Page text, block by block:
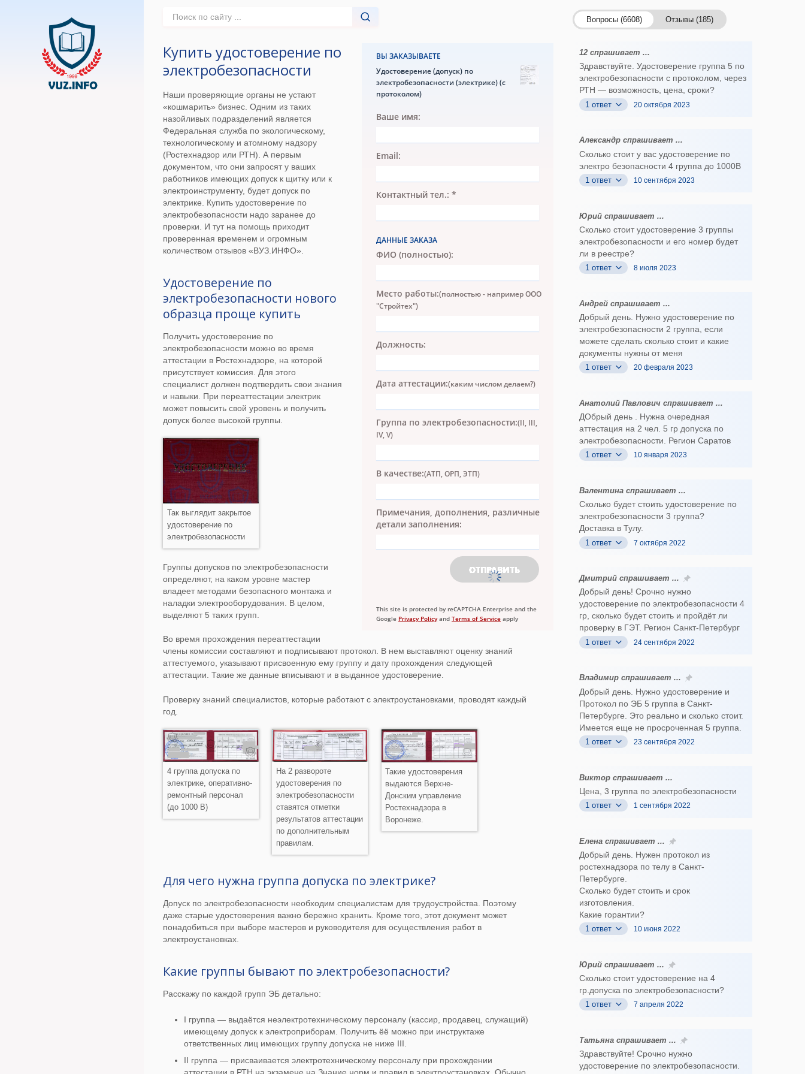
Ваше имя:
Email:
Контактный тел.: *
ДАННЫЕ ЗАКАЗА
ФИО (полностью):
Место работы:(полностью - например ООО
"Стройтех")
Должность:
Дата аттестации:(каким числом делаем?)
Группа по электробезопасности:(II, III,
IV, V)
В качестве:(АТП, ОРП, ЭТП)
Примечания, дополнения, различные
детали заполнения:
This site is protected by reCAPTCHA Enterprise and the
Google Privacy Policyand Terms of Service apply
ВЫ ЗАКАЗЫВАЕТЕ
Удостоверение (допуск) по
электробезопасности (электрике) (с
протоколом)
Купить удостоверение по
электробезопасности
Наши проверяющие органы не устают
«кошмарить» бизнес. Одним из таких
назойливых подразделений является
Федеральная служба по экологическому,
технологическому и атомному надзору
(Ростехнадзор или РТН). А первым
документом, что они запросят у ваших
работников имеющих допуск к щитку или к
электроинструменту, будет допуск по
электрике. Купить удостоверение по
электробезопасности надо заранее до
проверки. И тут на помощь приходит
проверенная временем и огромным
количеством отзывов «ВУЗ.ИНФО».
Удостоверение по
электробезопасности нового
образца проще купить
Получить удостоверение по
электробезопасности можно во время
аттестации в Ростехнадзоре, на которой
присутствует комиссия. Для этого
специалист должен подтвердить свои знания
и навыки. При переаттестации электрик
может повысить свой уровень и получить
допуск более высокой группы.
Так выглядит закрытое
удостоверение по
электробезопасности
Группы допусков по электробезопасности
определяют, на каком уровне мастер
владеет методами безопасного монтажа и
наладки электрооборудования. В целом,
выделяют 5 таких групп.
Во время прохождения переаттестации
члены комиссии составляют и подписывают протокол. В нем выставляют оценку знаний
аттестуемого, указывают присвоенную ему группу и дату прохождения следующей
аттестации. Такие же данные вписывают и в выданное удостоверение.
Проверку знаний специалистов, которые работают с электроустановками, проводят каждый
год.
4 группа допуска по
электрике, оперативно-
ремонтный персонал
(до 1000 В)
На 2 развороте
удостоверения по
электробезопасности
ставятся отметки
результатов аттестации
по дополнительным
правилам.
Такие удостоверения
выдаются Верхне-
Донским управление
Ростехнадзора в
Воронеже.
Для чего нужна группа допуска по электрике?
Допуск по электробезопасности необходим специалистам для трудоустройства. Поэтому
даже старые удостоверения важно бережно хранить. Кроме того, этот документ может
понадобиться при выборе мастеров и руководителя для осуществления работ в
электроустановках.
Какие группы бывают по электробезопасности?
Расскажу по каждой групп ЭБ детально:
I группа — выдаётся неэлектротехническому персоналу (кассир, продавец, служащий)
имеющему допуск к электроприборам. Получить ёё можно при инструктаже
ответственных лиц имеющих группу допуска не ниже III.
II группа — присваивается электротехническому персоналу при прохождении
аттестации в РТН на экзамене на Знание норм и правил в электроустановках. Обычно
Вопросы (6608) Отзывы (185)
12 спрашивает ...
Здравствуйте. Удостоверение группа 5 по
электробезопасности с протоколом, через
РТН — возможность, цена, сроки?
1 ответ 20 октября 2023
Александр спрашивает ...
Сколько стоит у вас удостоверение по
электро безопасности 4 группа до 1000В
1 ответ 10 сентября 2023
Юрий спрашивает ...
Сколько стоит удостоверение 3 группы
электробезопасности и его номер будет
ли в реестре?
1 ответ 8 июля 2023
Андрей спрашивает ...
Добрый день. Нужно удостоверение по
электробезопасности 2 группа, если
можете сделать сколько стоит и какие
документы нужны от меня
1 ответ 20 февраля 2023
Анатолий Павлович спрашивает ...
ДОбрый день . Нужна очередная
аттестация на 2 чел. 5 гр допуска по
электробезопасности. Регион Саратов
1 ответ 10 января 2023
Валентина спрашивает ...
Сколько будет стоить удостоверение по
электробезопасности 3 группа?
Доставка в Тулу.
1 ответ 7 октября 2022
Дмитрий спрашивает ...
Добрый день! Срочно нужно
удостоверение по электробезопасности 4
гр, сколько будет стоить и пройдёт ли
проверку в ГЭТ. Регион Санкт-Петербург
1 ответ 24 сентября 2022
Владимир спрашивает ...
Добрый день. Нужно удостоверение и
Протокол по ЭБ 5 группа в Санкт-
Петербурге. Это реально и сколько стоит.
Имеется еще не просроченная 5 группа.
1 ответ 23 сентября 2022
Виктор спрашивает ...
Цена, 3 группа по электробезопасности
1 ответ 1 сентября 2022
Елена спрашивает ...
Добрый день. Нужен протокол из
ростехнадзора по телу в Санкт-
Петербурге.
Сколько будет стоить и срок
изготовления.
Какие горантии?
1 ответ 10 июня 2022
Юрий спрашивает ...
Сколько стоит удостоверение на 4
гр.допуска по электробезопасности?
1 ответ 7 апреля 2022
Татьяна спрашивает ...
Здравствуйте! Срочно нужно
удостоверение по электробезопасности.